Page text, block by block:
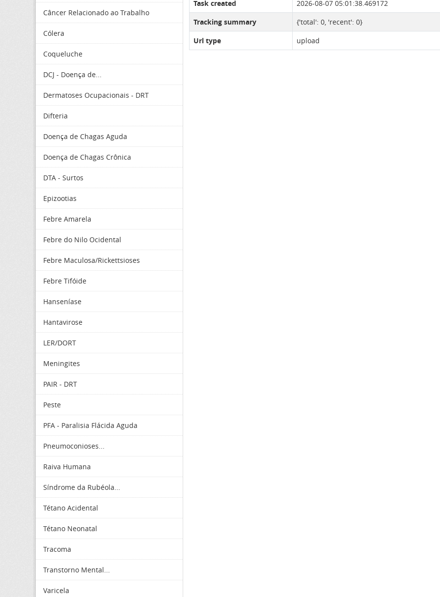
Câncer Relacionado ao Trabalho
Cólera
Coqueluche
DCJ - Doença de...
Dermatoses Ocupacionais - DRT
Difteria
Doença de Chagas Aguda
Doença de Chagas Crônica
DTA - Surtos
Epizootias
Febre Amarela
Febre do Nilo Ocidental
Febre Maculosa/Rickettsioses
Febre Tifóide
Hanseníase
Hantavirose
LER/DORT
Meningites
PAIR - DRT
Peste
PFA - Paralisia Flácida Aguda
Pneumoconioses...
Raiva Humana
Síndrome da Rubéola...
Tétano Acidental
Tétano Neonatal
Tracoma
Transtorno Mental...
Varicela
Task created
2026-08-07 05:01:38.469172
Tracking summary
{'total': 0, 'recent': 0}
Url type
upload